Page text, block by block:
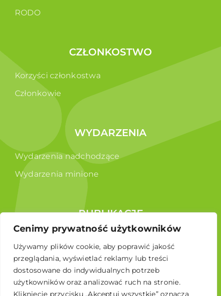
Cenimy prywatność użytkowników
Używamy plików cookie, aby poprawić jakość
przeglądania, wyświetlać reklamy lub treści
dostosowane do indywidualnych potrzeb
użytkowników oraz analizować ruch na stronie.
Kliknięcie przycisku „Akceptuj wszystkie” oznacza
RODO
CZŁONKOSTWO
Korzyści członkostwa
Członkowie
WYDARZENIA
Wydarzenia nadchodzące
Wydarzenia minione
PUBLIKACJE
Raporty
Broszura edukacyjna